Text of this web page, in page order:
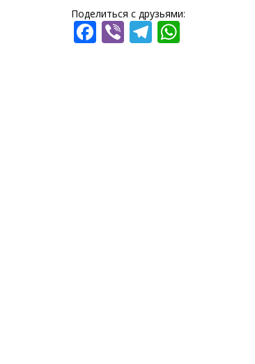
Поделиться с друзьями:
Facebook
ViberTelegram